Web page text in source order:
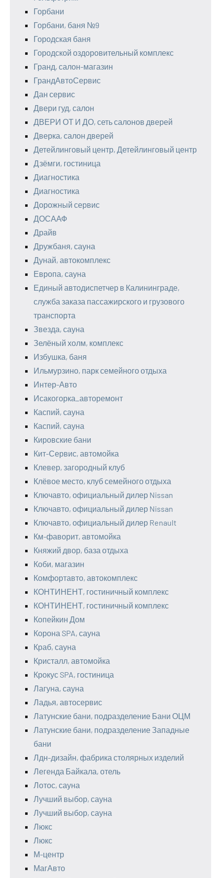
Горбани
Горбани, баня №9
Городская баня
Городской оздоровительный комплекс
Гранд, салон-магазин
ГрандАвтоСервис
Дан сервис
Двери гуд, салон
ДВЕРИ ОТ И ДО, сеть салонов дверей
Дверка, салон дверей
Детейлинговый центр, Детейлинговый центр
Дзёмги, гостиница
Диагностика
Диагностика
Дорожный сервис
ДОСААФ
Драйв
Дружбаня, сауна
Дунай, автокомплекс
Европа, сауна
Единый автодиспетчер в Калининграде,
служба заказа пассажирского и грузового
транспорта
Звезда, сауна
Зелёный холм, комплекс
Избушка, баня
Ильмурзино, парк семейного отдыха
Интер-Авто
Исакогорка_авторемонт
Каспий, сауна
Каспий, сауна
Кировские бани
Кит-Сервис, автомойка
Клевер, загородный клуб
Клёвое место, клуб семейного отдыха
Ключавто, официальный дилер Nissan
Ключавто, официальный дилер Nissan
Ключавто, официальный дилер Renault
Км-фаворит, автомойка
Княжий двор, база отдыха
Коби, магазин
Комфортавто, автокомплекс
КОНТИНЕНТ, гостиничный комплекс
КОНТИНЕНТ, гостиничный комплекс
Копейкин Дом
Корона SPA, сауна
Краб, сауна
Кристалл, автомойка
Крокус SPA, гостиница
Лагуна, сауна
Ладья, автосервис
Латунские бани, подразделение Бани ОЦМ
Латунские бани, подразделение Западные
бани
Лдн-дизайн, фабрика столярных изделий
Легенда Байкала, отель
Лотос, сауна
Лучший выбор, сауна
Лучший выбор, сауна
Люкс
Люкс
М-центр
МагАвто